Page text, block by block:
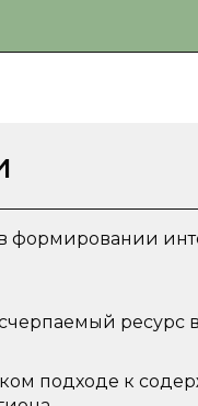
формировании
ресурс
подходе к